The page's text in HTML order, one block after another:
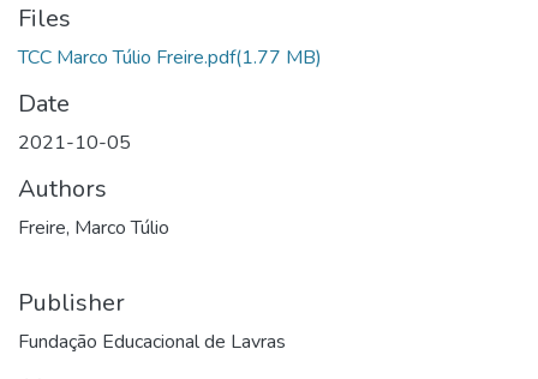
Files
TCC Marco Túlio Freire.pdf(1.77 MB)
Date
2021-10-05
Authors
Freire, Marco Túlio
Publisher
Fundação Educacional de Lavras